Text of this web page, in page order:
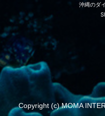
沖縄のダ
Copyright (c) MOMA